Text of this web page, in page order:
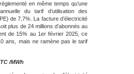
en même temps qu’une
du tarif d’utilisation des
de 7,7%. La facture d’électricité
plus de 24 millions d’abonnés au
de 15% au 1er février 2025, ce
ans, mais ne ramène pas le tarif
/MWh